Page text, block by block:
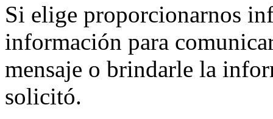
Si elige proporcionarnos
información para
mensaje o brindarle la
solicitó.